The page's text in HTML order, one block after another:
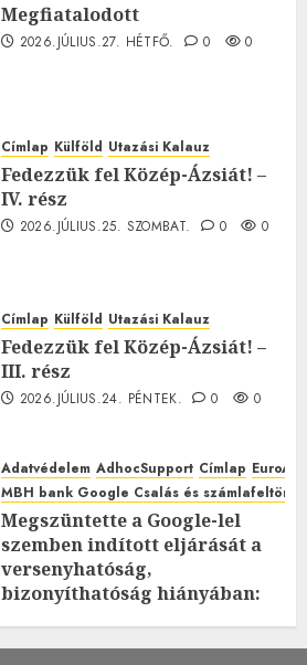
Megfiatalodott
2026.JÚLIUS.27. HÉTFŐ. 0 0
Címlap Külföld Utazási Kalauz
Fedezzük fel Közép-Ázsiát! –
IV. rész
2026.JÚLIUS.25. SZOMBAT. 0 0
Címlap Külföld Utazási Kalauz
Fedezzük fel Közép-Ázsiát! –
III. rész
2026.JÚLIUS.24. PÉNTEK. 0 0
Adatvédelem AdhocSupport Címlap
MBH bank Google Csalás és
Megszüntette a Google-lel
szemben indított eljárását a
versenyhatóság,
bizonyíthatóság hiányában:
2026.JÚLIUS.23. CSÜTÖRTÖK.
0